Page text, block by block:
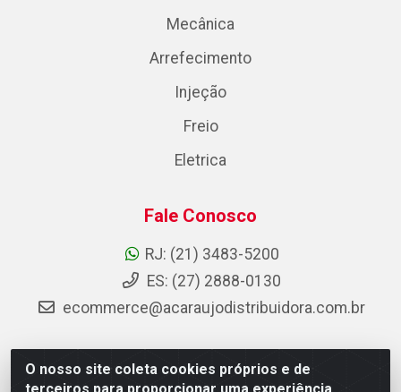
O nosso site coleta cookies próprios e de
Mecânica
Arrefecimento
Injeção
Freio
Eletrica
Fale Conosco
RJ: (21) 3483-5200
ES: (27) 2888-0130
ecommerce@acaraujodistribuidora.com.br
AC Araujo Distribuidora - Rua Carneiro de Campos, 42 -